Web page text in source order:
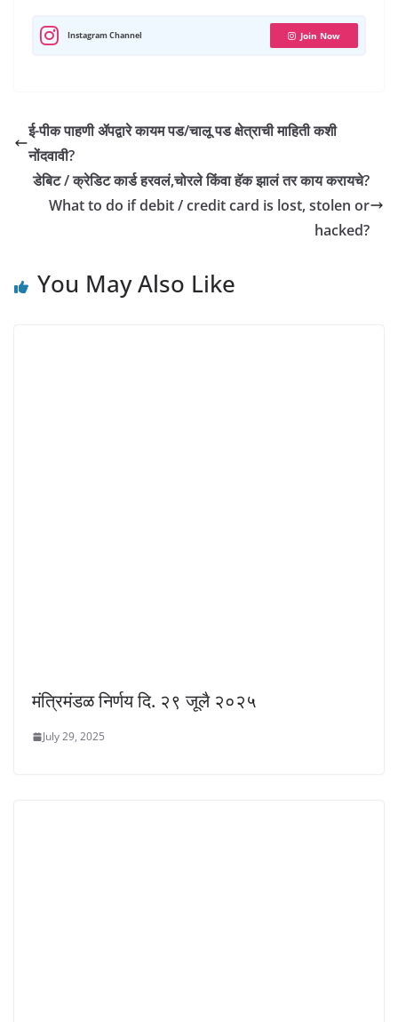
p k m
Instagram Channel Join Now
ई-पीक पाहणी ॲपद्वारे कायम पड/चालू पड क्षेत्राची माहिती कशी
नोंदवावी?
डेबिट / क्रेडिट कार्ड हरवलं,चोरले किंवा हॅक झालं तर काय करायचे?
What to do if debit / credit card is lost, stolen or
hacked?
You May Also Like
मंत्रिमंडळ निर्णय दि. २९ जूलै २०२५
July 29, 2025